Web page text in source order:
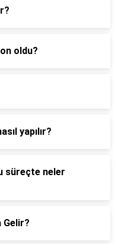
oldu?
yapılır?
süreçte neler
Gelir?